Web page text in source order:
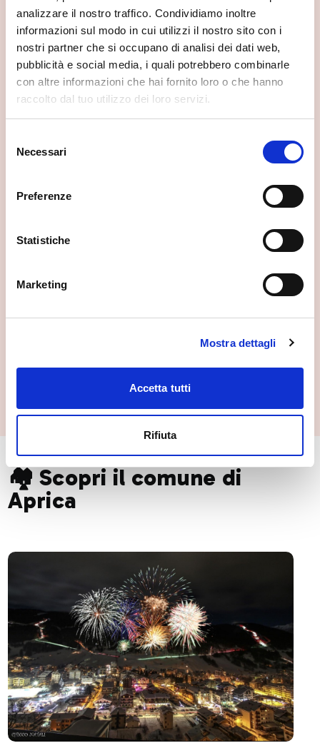
analizzare il nostro traffico. Condividiamo inoltre
informazioni sul modo in cui utilizzi il nostro sito con i
nostri partner che si occupano di analisi dei dati web,
pubblicità e social media, i quali potrebbero combinarle
con altre informazioni che hai fornito loro o che hanno
raccolto dal tuo utilizzo dei loro servizi.
delNecessari
Preferenze
Statistiche
Marketing
Mostra dettagli
Accetta tutti
Rifiuta
Aprica
🏘️ Scopri il comune di
Aprica